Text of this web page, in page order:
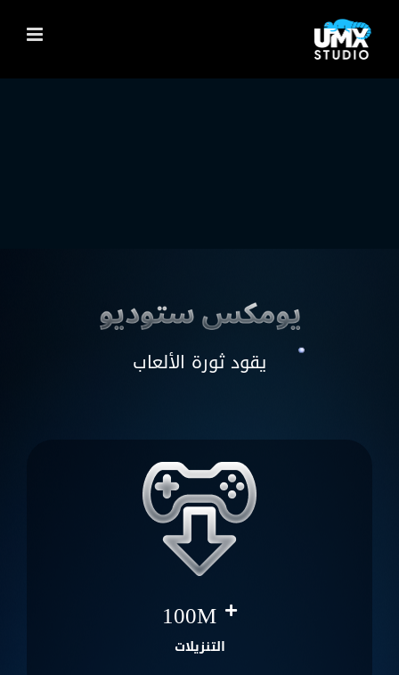
content
يقود ثورة الألعاب
100M
التنزيلات